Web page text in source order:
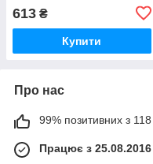
613 ₴
Купити
Про нас
99% позитивних з 118
Працює з 25.08.2016